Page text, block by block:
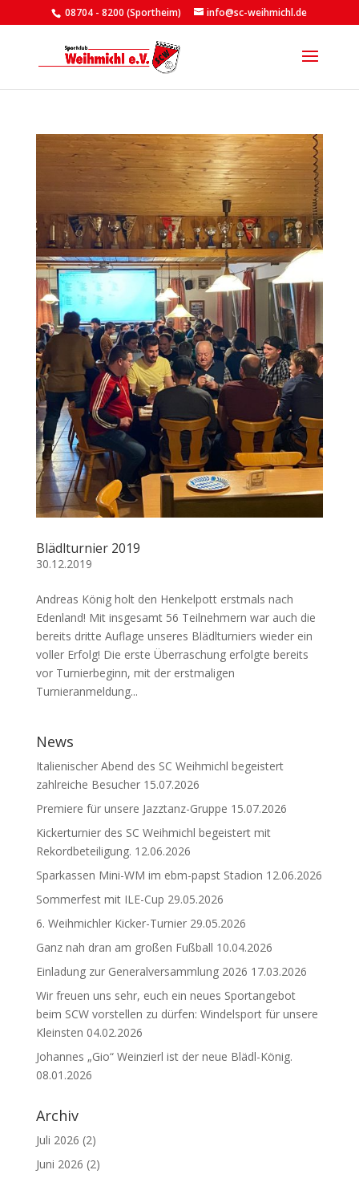
08704 - 8200 (Sportheim) info@sc-weihmichl.de
Blädlturnier 2019
30.12.2019
Andreas König holt den Henkelpott erstmals nach
Edenland! Mit insgesamt 56 Teilnehmern war auch die
bereits dritte Auflage unseres Blädlturniers wieder ein
voller Erfolg! Die erste Überraschung erfolgte bereits
vor Turnierbeginn, mit der erstmaligen
Turnieranmeldung...
News
Italienischer Abend des SC Weihmichl begeistert
zahlreiche Besucher 15.07.2026
Premiere für unsere Jazztanz-Gruppe 15.07.2026
Kickerturnier des SC Weihmichl begeistert mit
Rekordbeteiligung. 12.06.2026
Sparkassen Mini-WM im ebm-papst Stadion 12.06.2026
Sommerfest mit ILE-Cup 29.05.2026
6. Weihmichler Kicker-Turnier 29.05.2026
Ganz nah dran am großen Fußball 10.04.2026
Einladung zur Generalversammlung 2026 17.03.2026
Wir freuen uns sehr, euch ein neues Sportangebot
beim SCW vorstellen zu dürfen: Windelsport für unsere
Kleinsten 04.02.2026
Johannes „Gio“ Weinzierl ist der neue Blädl-König.
08.01.2026
Archiv
Juli 2026 (2)
Juni 2026 (2)